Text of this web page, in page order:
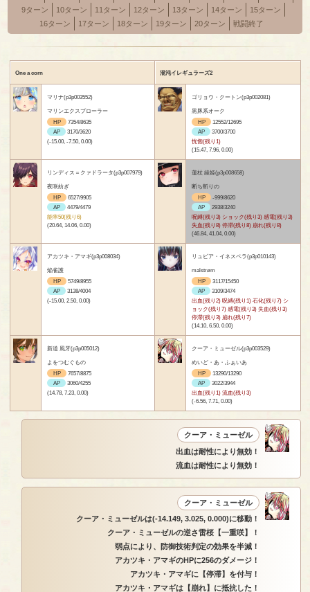
9ターン
10ターン 11ターン 12ターン 13ターン 14ターン
15ターン
16ターン
17ターン 18ターン 19ターン 20ターン 戦闘終了
One a corn 混沌イレギュラーズ2
マリナ(p3p003552)
マリンエクスプローラー
HP
7354/8635
AP
3170/3620
(-15.00, -7.50, 0.00)
ゴリョウ・クートン(p3p002081)
黒豚系オーク
HP
12552/12695
AP
3700/3700
恍惚(残り1)
(15.47, 7.96, 0.00)
リンディス＝クァドラータ(p3p007979)
夜咲紡ぎ
HP
6527/9905
AP
4479/4479
能率50(残り6)
(20.64, 14.06, 0.00)
蓮杖 綾姫(p3p008658)
断ち斬りの
HP
-999/8620
AP
2938/3240
呪縛(残り3) ショック(残り3) 感電(残り3)
失血(残り8) 停滞(残り8) 崩れ(残り8)
(46.84, 41.04, 0.00)
アカツキ・アマギ(p3p008034)
焔雀護
HP
5749/8955
AP
3138/4004
(-15.00, 2.50, 0.00)
リュビア・イネスペラ(p3p010143)
malstrøm
HP
3117/15450
AP
3109/3474
出血(残り2) 呪縛(残り1) 石化(残り7) シ
ョック(残り7) 感電(残り3) 失血(残り3)
停滞(残り3) 崩れ(残り7)
(14.10, 6.50, 0.00)
新道 風牙(p3p005012)
よをつむぐもの
HP
7657/8875
AP
3060/4255
(14.78, 7.23, 0.00)
クーア・ミューゼル(p3p003529)
めいど・あ・ふぁいあ
HP
13290/13290
AP
3022/3944
出血(残り1) 流血(残り3)
(-6.56, 7.71, 0.00)
クーア・ミューゼル
出血は耐性により無効！
流血は耐性により無効！
クーア・ミューゼル
クーア・ミューゼルは(-14.149, 3.025, 0.000)に移動！
クーア・ミューゼルの逆さ雷桜【一重咲】！
弱点により、防御技術判定の効果を半減！
アカツキ・アマギのHPに256のダメージ！
アカツキ・アマギに【停滞】を付与！
アカツキ・アマギは【崩れ】に抵抗した！